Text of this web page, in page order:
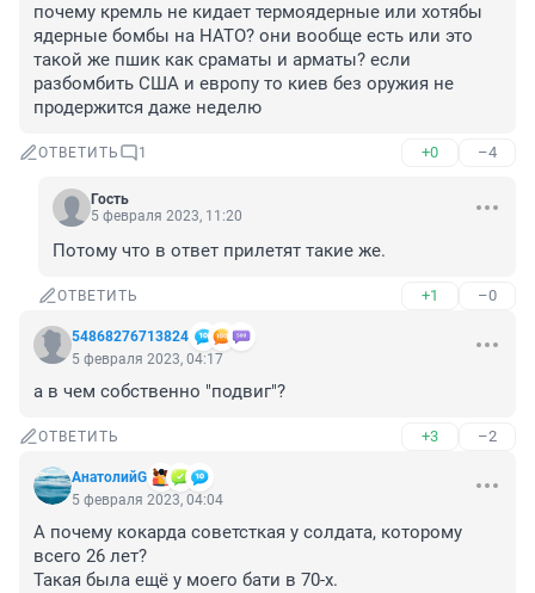
почему кремль не кидает термоядерные или хотябы
ядерные бомбы на НАТО? они вообще есть или это
такой же пшик как сраматы и арматы? если
разбомбить США и европу то киев без оружия не
продержится даже неделю
ОТВЕТИТЬ 1 +0 –4
Гость
5 февраля 2023, 11:20
Потому что в ответ прилетят такие же.
ОТВЕТИТЬ +1 –0
54868276713824
5 февраля 2023, 04:17
а в чем собственно "подвиг"?
ОТВЕТИТЬ +3 –2
АнатолийG
5 февраля 2023, 04:04
А почему кокарда советсткая у солдата, которому
всего 26 лет?
Такая была ещё у моего бати в 70-х.